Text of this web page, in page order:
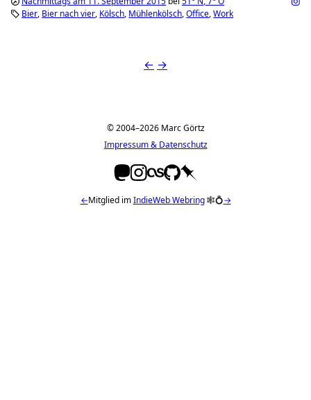
Bier Bier nach vier Kölsch Mühlenkölsch Office Work
← →
© 2004–2026 Marc Görtz
Impressum & Datenschutz
←Mitglied imIndieWeb Webring🕸💍→